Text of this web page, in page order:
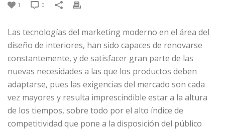
1 0
Las tecnologías del marketing moderno en el área del
diseño de interiores, han sido capaces de renovarse
constantemente, y de satisfacer gran parte de las
nuevas necesidades a las que los productos deben
adaptarse, pues las exigencias del mercado son cada
vez mayores y resulta imprescindible estar a la altura
de los tiempos, sobre todo por el alto índice de
competitividad que pone a la disposición del público